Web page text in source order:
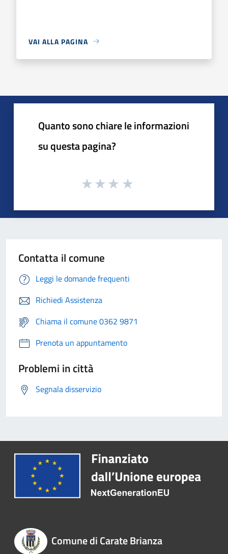
VAI ALLA PAGINA
Quanto sono chiare le informazioni
su questa pagina?
Contatta il comune
Leggi le domande frequenti
Richiedi Assistenza
Chiama il comune 0362 9871
Prenota un appuntamento
Problemi in città
Segnala disservizio
Comune di Carate Brianza